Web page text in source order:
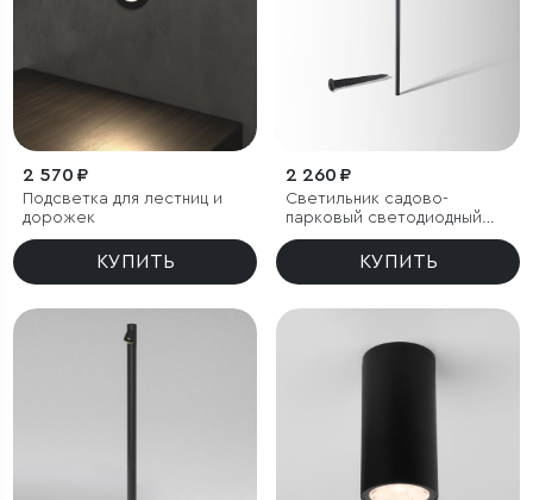
2 570 ₽
Подсветка для лестниц и
дорожек
КУПИТЬ
2 260 ₽
Светильник садово-
парковый светодиодный
Lumos
КУПИТЬ